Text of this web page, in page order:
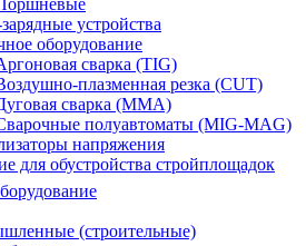
устройства
оборудование
сварка (TIG)
плазменная резка (CUT)
сварка (ММА)
полуавтоматы (MIG-MAG)
напряжения
для обустройства стройплощадок
(строительные)